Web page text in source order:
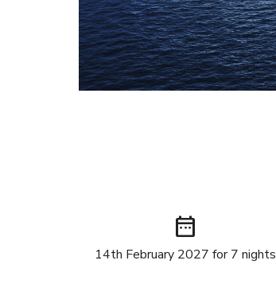
date_range
14th February 2027 for 7 nights